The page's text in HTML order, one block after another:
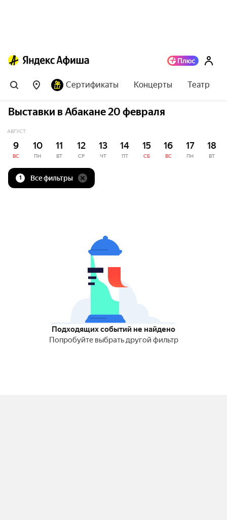
Сертификаты Концерты Театр
Выставки в Абакане 20 февраля
АВГУСТ
9
ВС
10
ПН
11
ВТ
12
СР
13
ЧТ
14
ПТ
15
СБ
16
ВС
17
ПН
18
ВТ
1 Все фильтры
Подходящих событий не найдено
Попробуйте выбрать другой фильтр